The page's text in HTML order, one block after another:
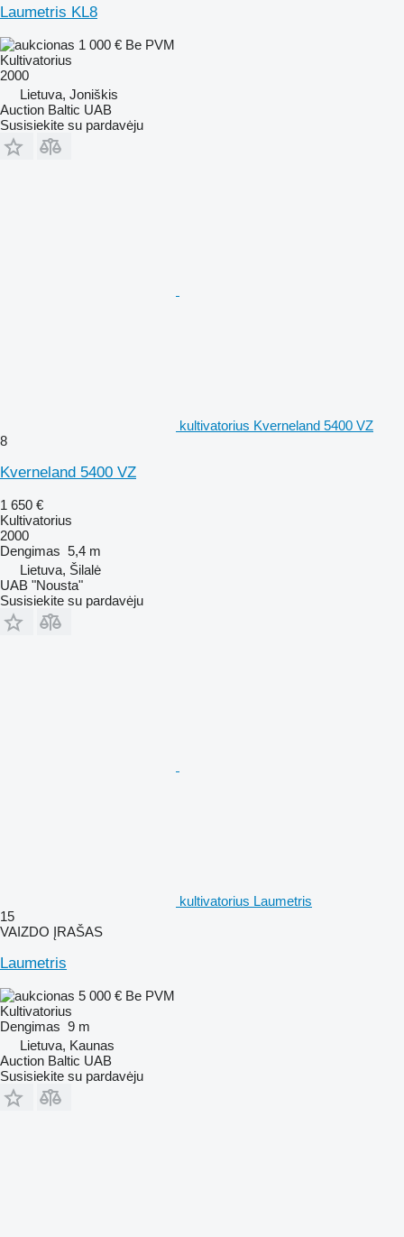
Laumetris KL8
1 000 € Be PVM
Kultivatorius
2000
Lietuva, Joniškis
Auction Baltic UAB
Susisiekite su pardavėju
kultivatorius Kverneland 5400 VZ
8
Kverneland 5400 VZ
1 650 €
Kultivatorius
2000
Dengimas 5,4 m
Lietuva, Šilalė
UAB "Nousta"
Susisiekite su pardavėju
kultivatorius Laumetris
15
VAIZDO ĮRAŠAS
Laumetris
5 000 € Be PVM
Kultivatorius
Dengimas 9 m
Lietuva, Kaunas
Auction Baltic UAB
Susisiekite su pardavėju